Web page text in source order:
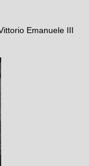
Emanuele III